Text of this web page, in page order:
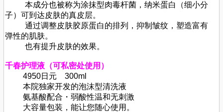
本成分也被称为涂抹型肉毒杆菌，纳米蛋白（细小分
子）可到达皮肤的真皮层。
通过调整皮肤胶原蛋白的排列，抑制皱纹，塑造富有
弹性的肌肤。
也有提升皮肤的效果。
千春护理液（可私密处使用）
4950日元 300ml
本院独家开发的泡沫型清洗液
氨基酸配合・弱酸性温和无刺激
大容量包装，能让您随心使用。